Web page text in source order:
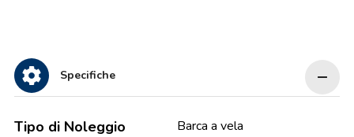
Specifiche
Tipo di Noleggio Barca a vela